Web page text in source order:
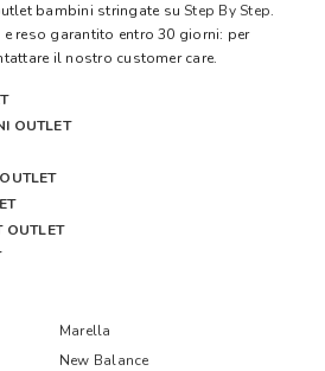
bambini stringate suStep By Step.
reso garantito entro 30 giorni: per
il nostro customer care.
OUTLET
OUTLET
Marella
New Balance